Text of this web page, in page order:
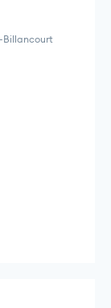
Billancourt